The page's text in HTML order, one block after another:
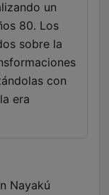
un
80. Los
sobre la
con
era
Nayakú